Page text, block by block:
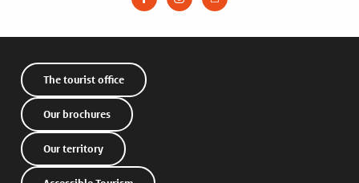
The tourist office
Our brochures
Our territory